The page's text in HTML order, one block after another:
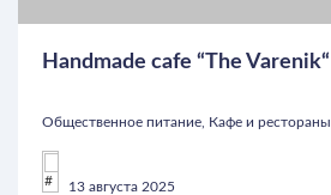
Handmade cafe “The Varenik“
Общественное питание, Кафе и рестораны
13 августа 2025